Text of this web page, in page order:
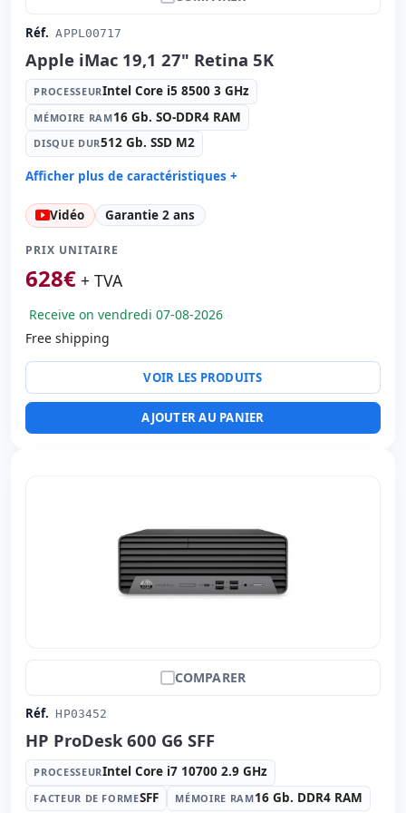
Réf. APPL00717
Apple iMac 19,1 27" Retina 5K
PROCESSEURIntel Core i5 8500 3 GHz
MÉMOIRE RAM16 Gb. SO-DDR4 RAM
DISQUE DUR512 Gb. SSD M2
Afficher plus de caractéristiques +
Processeur: Intel Core i5 8500 3 GHz.
Mémoire RAM: 16 Gb. SO-DDR4 RAM
Disque dur: 512 Gb. SSD M2
Graphique: AMD Radeon Pro 575X 4GB GDDR5
Réseau: BCM5701
Système opératif:
Ports: 2x Thunderbolt · 4x USB 3.0
Retina 27 '' 5K avec Haut-parleurs · 16:
5120x2880
Webcam · Lecteur SD
10.00 Kg.
Vidéo Garantie 2 ans
PRIX UNITAIRE
628€ + TVA
Receive on vendredi 07-08-2026
Free shipping
VOIR LES PRODUITS
AJOUTER AU PANIER
COMPARER
Réf. HP03452
HP ProDesk 600 G6 SFF
PROCESSEURIntel Core i7 10700 2.9 GHz
FACTEUR DE FORMESFF MÉMOIRE RAM16 Gb. DDR4 RAM